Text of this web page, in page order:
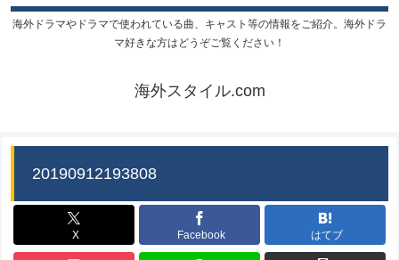
海外ドラマやドラマで使われている曲、キャスト等の情報をご紹介。海外ドラ
マ好きな方はどうぞご覧ください！
海外スタイル.com
20190912193808
X Facebook はてブ